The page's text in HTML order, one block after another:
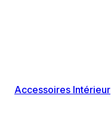
Accessoires Intérieur